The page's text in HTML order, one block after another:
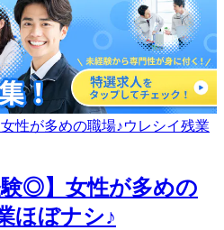
験◎】女性が多めの
ほぼナシ♪